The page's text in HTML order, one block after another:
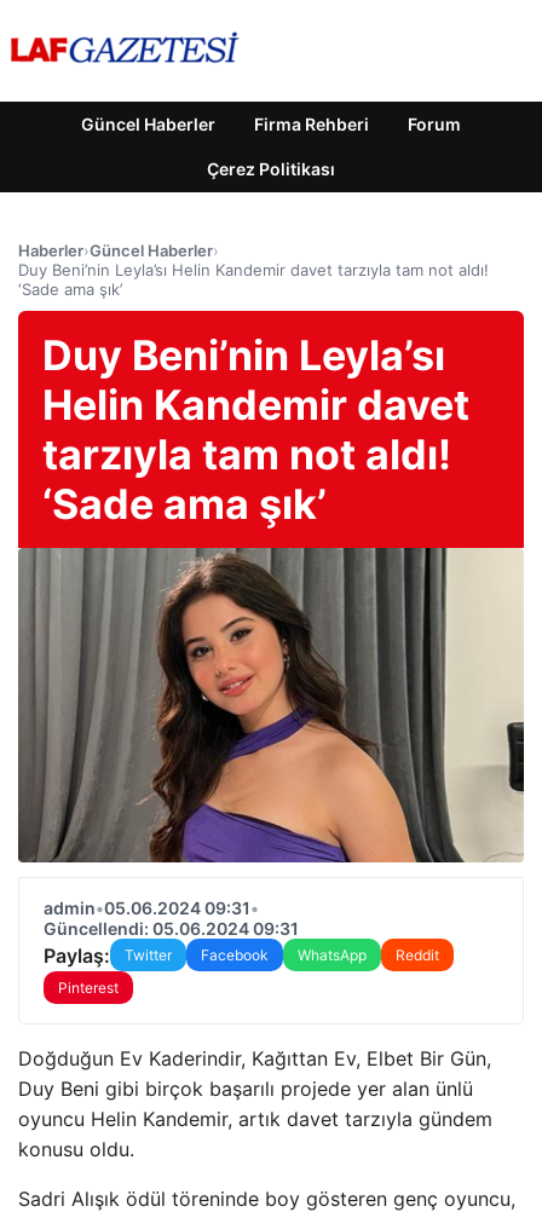
Güncel Haberler Firma Rehberi Forum
Çerez Politikası
Haberler›Güncel Haberler›
Duy Beni’nin Leyla’sı Helin Kandemir davet tarzıyla tam not aldı!
‘Sade ama şık’
Duy Beni’nin Leyla’sı
Helin Kandemir davet
tarzıyla tam not aldı!
‘Sade ama şık’
admin•05.06.2024 09:31•
Güncellendi: 05.06.2024 09:31
Paylaş: Twitter Facebook WhatsApp
Reddit
Pinterest
Doğduğun Ev Kaderindir, Kağıttan Ev, Elbet Bir Gün,
Duy Beni gibi birçok başarılı projede yer alan ünlü
oyuncu Helin Kandemir, artık davet tarzıyla gündem
konusu oldu.
Sadri Alışık ödül töreninde boy gösteren genç oyuncu,